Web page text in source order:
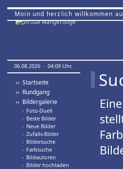
Moin und herzlich willkommen
06.08.2026 · 04:09 Uhr.
›› Startseite
›› Rundgang
›› Bildergalerie
› Foto-Duell
› Beste Bilder
› Neue Bilder
› Zufalls-Bilder
› Bildersuche
› Farbsuche
› Bildautoren
› Bilder hochladen